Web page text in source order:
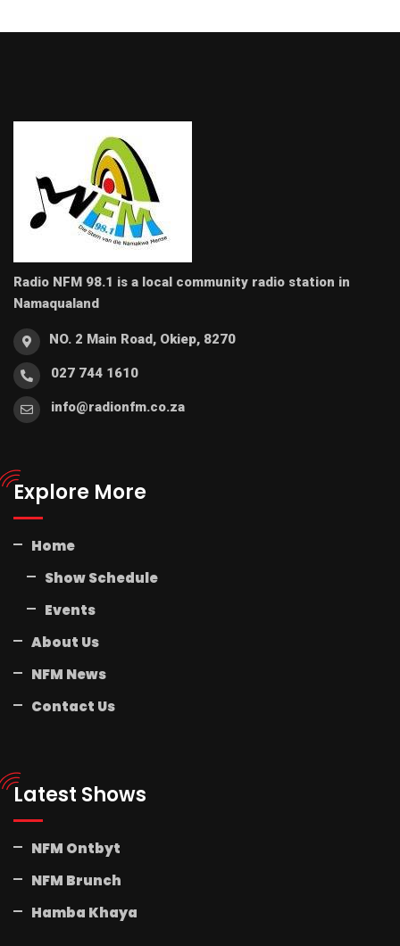
Radio NFM 98.1 is a local community radio station in
Namaqualand
NO. 2 Main Road, Okiep, 8270
027 744 1610
info@radionfm.co.za
Explore More
Home
Show Schedule
Events
About Us
NFM News
Contact Us
Latest Shows
NFM Ontbyt
NFM Brunch
Hamba Khaya